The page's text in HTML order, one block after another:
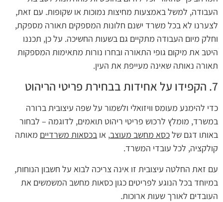
העבודה, למשל באמצעות מחיצות נמוכות או שקופות. עם זאת,
לצערנו לא בכל משרד ישנם חלונות המספקים תאורה מספקת,
וחלק מיום העבודה מתקיים גם בשעות החשיכה. על כן, תכננו
היטב את מיקום גופי התאורה ובחרו נורות מתאימות המספקות
תאורה נאותה שאינה מעייפת את העין.
7. הקפידו על אחידות בבחירת פריטי הריהוט
כדי להימנע מעומס וויזואלי ולשמור על שפה עיצובית ברורה
במשרד, מומלץ לרכוש פריטי ריהוט תואמים, לדוגמה – לבחור
באותו דגם שלכסא מחשב מעוצב, או בכסאות משרדיים מאותה
קולקציה, לכל עובדי המשרד.
עם זאת החלטה עיצובית זו אינה צריכה לבוא על חשבון הנוחות,
במיוחד בכל הנוגע לפריטים כגון כסאות מחשב המשמשים את
העובדים לאורך שעות ארוכות.